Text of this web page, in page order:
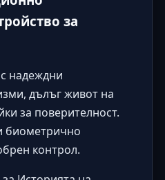
за
надеждни
дълъг живот на
за поверителност.
биометрично
контрол.